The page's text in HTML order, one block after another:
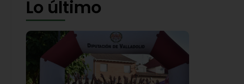
Lo último